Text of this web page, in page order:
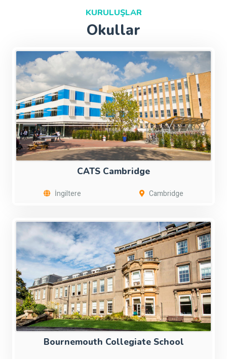
KURULUŞLAR
Okullar
CATS Cambridge
İngiltere Cambridge
Bournemouth Collegiate School